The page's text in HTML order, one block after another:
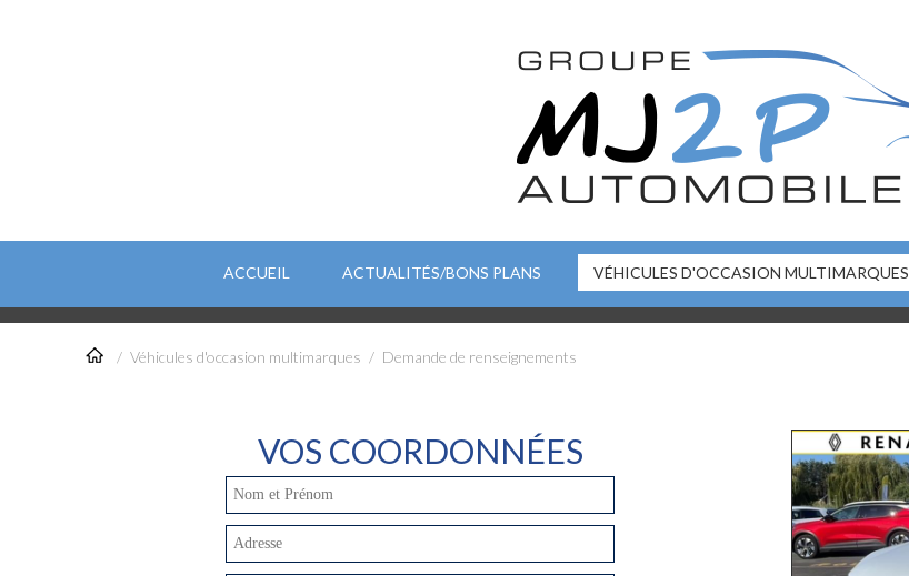
ACCUEIL ACTUALITÉS/BONS PLANS VÉHICULES D'OCCASION MULTIMARQUES
/ Véhicules d'occasion multimarques / Demande de renseignements
VOS COORDONNÉES